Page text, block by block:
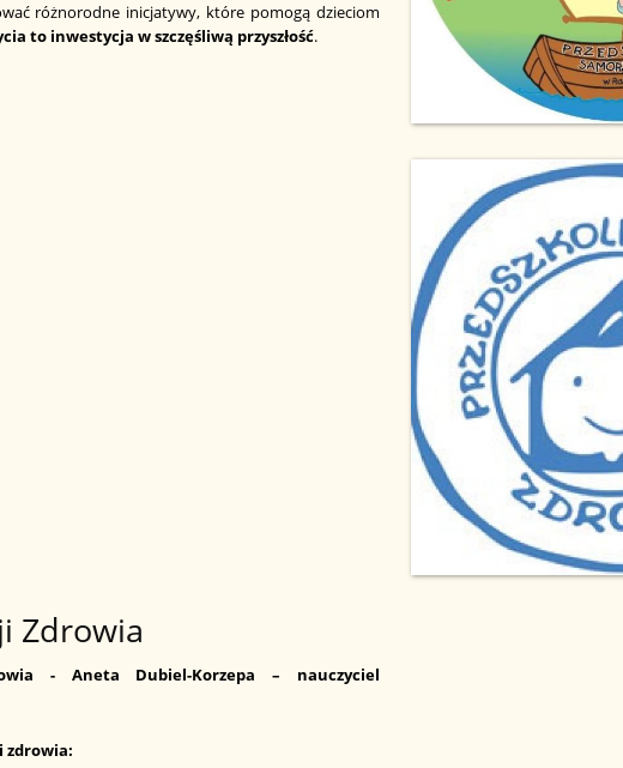
różnorodne inicjatywy, które pomogą dzieciom
to inwestycja w szczęśliwą przyszłość.
Zdrowia
- Aneta Dubiel-Korzepa – nauczyciel
zdrowia: